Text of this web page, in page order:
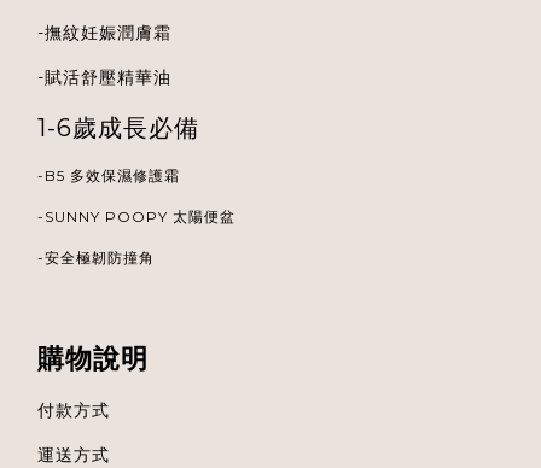
-撫紋妊娠潤膚霜
-賦活舒壓精華油
1-6歲成長必備
-B5 多效保濕修護霜
- SUNNY POOPY 太陽便盆
-安全極韌防撞角
購物說明
付款方式
運送方式